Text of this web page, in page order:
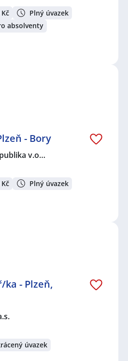
Plný úvazek
absolventy
- Bory
v.o…
Plný úvazek
ka - Plzeň,
úvazek